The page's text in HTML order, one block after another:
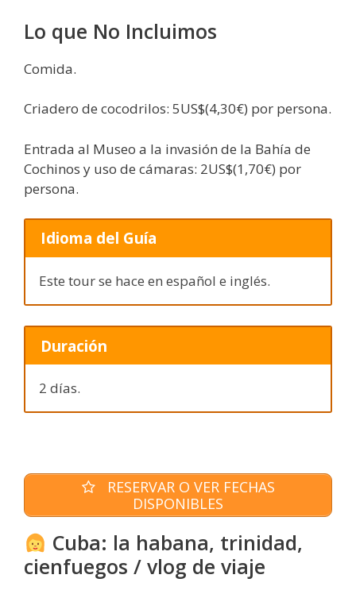
Lo que No Incluimos
Comida.
Criadero de cocodrilos: 5US$(4,30€) por persona.
Entrada al Museo a la invasión de la Bahía de
Cochinos y uso de cámaras: 2US$(1,70€) por
persona.
Idioma del Guía
Este tour se hace en español e inglés.
Duración
2 días.
RESERVAR O VER FECHAS
DISPONIBLES
Cuba: la habana, trinidad,
cienfuegos / vlog de viaje